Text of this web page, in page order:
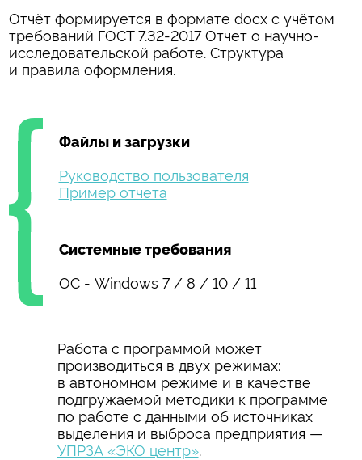
Отчёт формируется в формате docx с учётом
требований ГОСТ 7.32-2017 Отчет о научно-
исследовательской работе. Структура
и правила оформления.
Файлы и загрузки
Руководство пользователя
Пример отчета
Системные требования
ОС - Windows 7 / 8 / 10 / 11
Работа с программой может
производиться в двух режимах:
в автономном режиме и в качестве
подгружаемой методики к программе
по работе с данными об источниках
выделения и выброса предприятия —
УПРЗА «ЭКО центр».